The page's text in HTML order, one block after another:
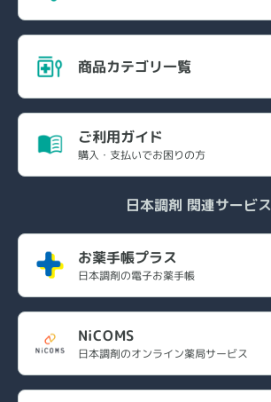
商品カテゴリ一覧
ご利用ガイド
購入・支払いでお困りの方
日本調剤 関連サービス
お薬手帳プラス
日本調剤の電子お薬手帳
NiCOMS
日本調剤のオンライン薬局サービス